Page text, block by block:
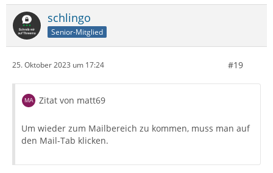
schlingo
Senior-Mitglied
25. Oktober 2023 um 17:24 #19
Zitat von matt69
Um wieder zum Mailbereich zu kommen, muss man auf
den Mail-Tab klicken.